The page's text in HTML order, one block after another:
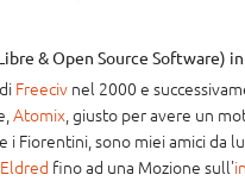
& Open Source Software)
Freeciv nel 2000 e
Atomix, giusto per avere un
i Fiorentini, sono miei amici da
Eldred fino ad una Mozione sull'